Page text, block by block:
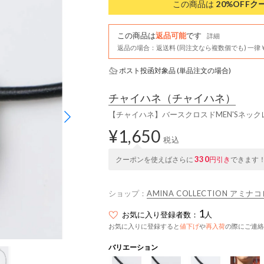
この商品は 20%OFFク
この商品は返品可能です
詳細
返品の場合：返送料 (同注文なら複数個でも) 一律
ポスト投函対象品 (単品注文の場合)
チャイハネ （チャイハネ）
【チャイハネ】バースクロスドMEN'Sネッ
¥1,650 税込
クーポンを使えばさらに 330円引きできます
ショップ： AMINA COLLECTION アミナコ
お気に入り登録者数： 1人
お気に入りに登録すると値下げや再入荷の際にご連
バリエーション